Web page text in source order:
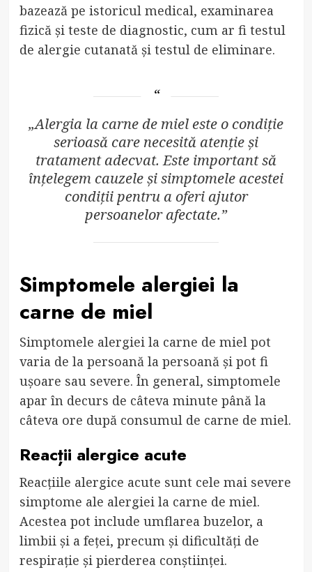
bazează pe istoricul medical, examinarea
fizică și teste de diagnostic, cum ar fi testul
de alergie cutanată și testul de eliminare.
„Alergia la carne de miel este o condiție
serioasă care necesită atenție și
tratament adecvat. Este important să
înțelegem cauzele și simptomele acestei
condiții pentru a oferi ajutor
persoanelor afectate.”
Simptomele alergiei la
carne de miel
Simptomele alergiei la carne de miel pot
varia de la persoană la persoană și pot fi
ușoare sau severe. În general, simptomele
apar în decurs de câteva minute până la
câteva ore după consumul de carne de miel.
Reacții alergice acute
Reacțiile alergice acute sunt cele mai severe
simptome ale alergiei la carne de miel.
Acestea pot include umflarea buzelor, a
limbii și a feței, precum și dificultăți de
respirație și pierderea conștiinței.